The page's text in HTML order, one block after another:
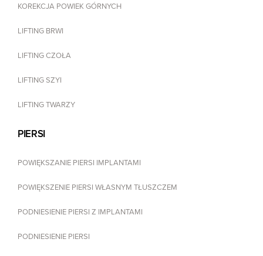
KOREKCJA POWIEK GÓRNYCH
LIFTING BRWI
LIFTING CZOŁA
LIFTING SZYI
LIFTING TWARZY
PIERSI
POWIĘKSZANIE PIERSI IMPLANTAMI
POWIĘKSZENIE PIERSI WŁASNYM TŁUSZCZEM
PODNIESIENIE PIERSI Z IMPLANTAMI
PODNIESIENIE PIERSI